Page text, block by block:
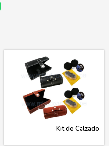
Kit de Calzado